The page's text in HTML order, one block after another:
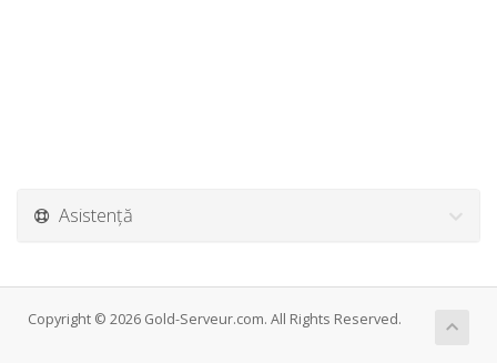
Asistență
Copyright © 2026 Gold-Serveur.com. All Rights Reserved.